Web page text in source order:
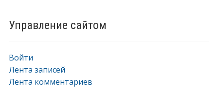
Управление сайтом
Войти
Лента записей
Лента комментариев